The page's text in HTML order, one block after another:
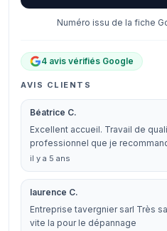
Numéro issu de la fiche
4 avis vérifiés Google
AVIS CLIENTS
Béatrice C.
Excellent accueil. Travail de
professionnel que je
il y a 5 ans
laurence C.
Entreprise tavergnier sarl Très
vite la pour le dépannage